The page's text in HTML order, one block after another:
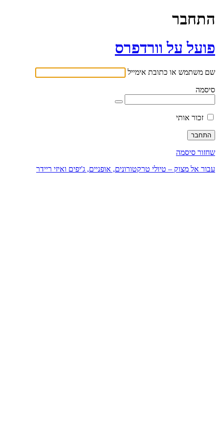
התחבר
פועל על וורדפרס
שם משתמש או כתובת אימייל
סיסמה
זכור אותי
שחזור סיסמה
עבור אל מצוק – טיולי טרקטורונים, אופניים, ג'יפים ואיזי ריידר